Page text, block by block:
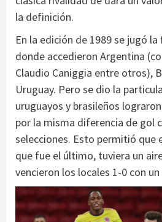
la definición.
En la edición de 1989 se jugó
donde accedieron Argentina
Claudio Caniggia entre otros),
Uruguay. Pero se dio la
uruguayos y brasileños
por la misma diferencia de gol
selecciones. Esto permitió que
que fue el último, tuviera un
vencieron los locales 1-0 con